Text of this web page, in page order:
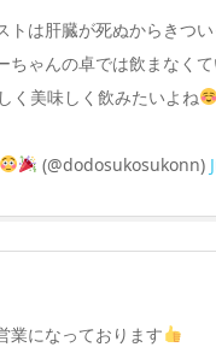
トは肝臓が死ぬからきつい
ちゃんの卓では飲まなく
く美味しく飲みたいよね
(@dodosukosukonn)
業になっております